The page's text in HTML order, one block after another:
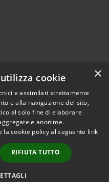
Copyright © 2026 • Comune di
Scanzorosciate • Powered by
Municipium•
Accesso
redazione
×
cookie
e assimilati strettamente
e alla navigazione del sito,
al solo fine di elaborare
e anonime.
cookie policy al seguente link
RIFIUTA TUTTO